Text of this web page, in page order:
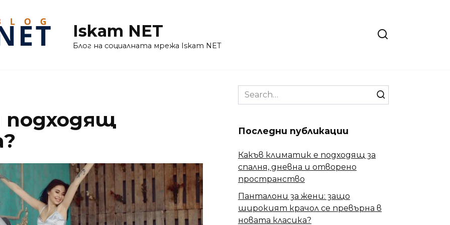
Iskam NET
Блог на социалната мрежа Iskam NET
подходящ
Search
for:
Последни публикации
Какъв климатик е подходящ за
спалня, дневна и отворено
пространство
Панталони за жени: защо
широкият крачол се превърна в
новата класика?